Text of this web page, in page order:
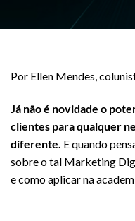
Por Ellen Mendes,
Já não é novidade o
clientes para qualquer
diferente. E quando
sobre o tal Marketing
e como aplicar na